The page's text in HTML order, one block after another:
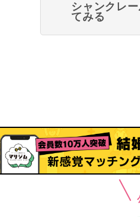
シャンクレ
てみる